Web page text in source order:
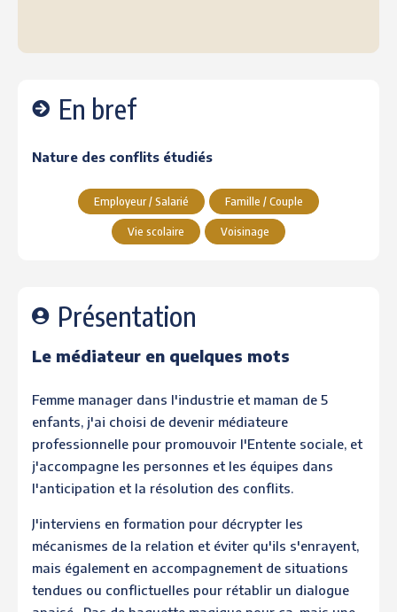
En bref
Nature des conflits étudiés
Employeur / Salarié Famille / Couple
Vie scolaire Voisinage
Présentation
Le médiateur en quelques mots
Femme manager dans l'industrie et maman de 5
enfants, j'ai choisi de devenir médiateure
professionnelle pour promouvoir l'Entente sociale, et
j'accompagne les personnes et les équipes dans
l'anticipation et la résolution des conflits.
J'interviens en formation pour décrypter les
mécanismes de la relation et éviter qu'ils s'enrayent,
mais également en accompagnement de situations
tendues ou conflictuelles pour rétablir un dialogue